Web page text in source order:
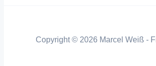
Copyright © 2026 Marcel Weiß -